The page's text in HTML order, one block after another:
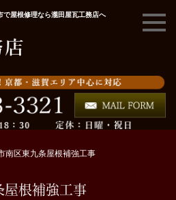
で屋根修理なら瀧田屋瓦工務店へ
南区東九条屋根補強工事
屋根補強工事